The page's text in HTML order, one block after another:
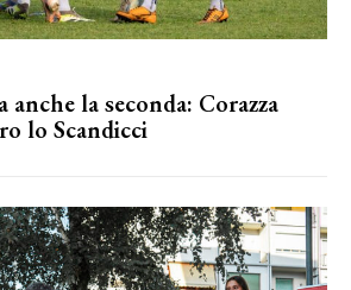
anche la seconda: Corazza
lo Scandicci